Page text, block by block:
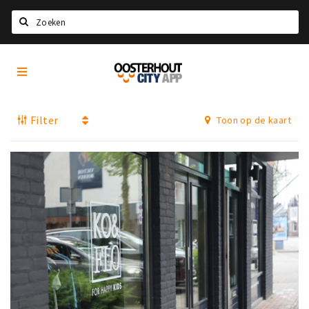
Home
Nieuws
Drinken
Recreatief
Slapen
Winkels
Winkelgebieden
Parkeren
Oosterhout
City
Filter Toon op de kaart